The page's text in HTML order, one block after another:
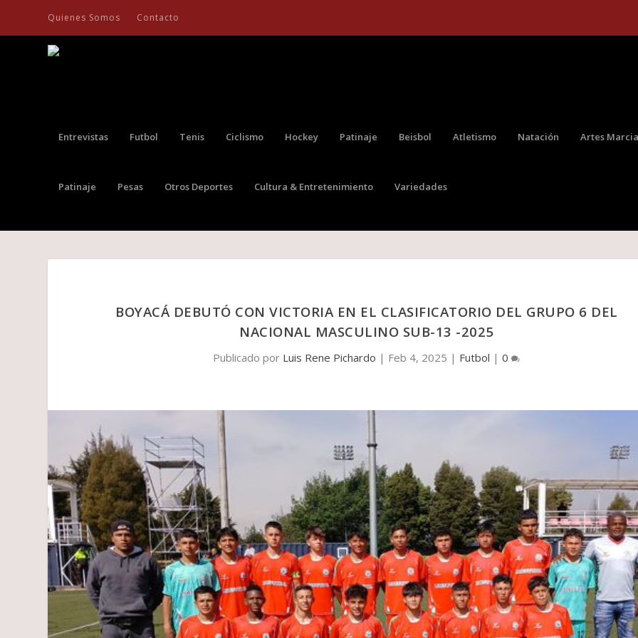
Quienes Somos Contacto
Entrevistas Futbol Tenis Ciclismo Hockey Patinaje Beisbol Atletismo Natación Artes
Patinaje Pesas Otros Deportes Cultura & Entretenimiento Variedades
BOYACÁ DEBUTÓ CON VICTORIA EN EL CLASIFICATORIO DEL GRUPO 6 DEL
NACIONAL MASCULINO SUB-13 -2025
Publicado por Luis Rene Pichardo | Feb 4, 2025 | Futbol |0